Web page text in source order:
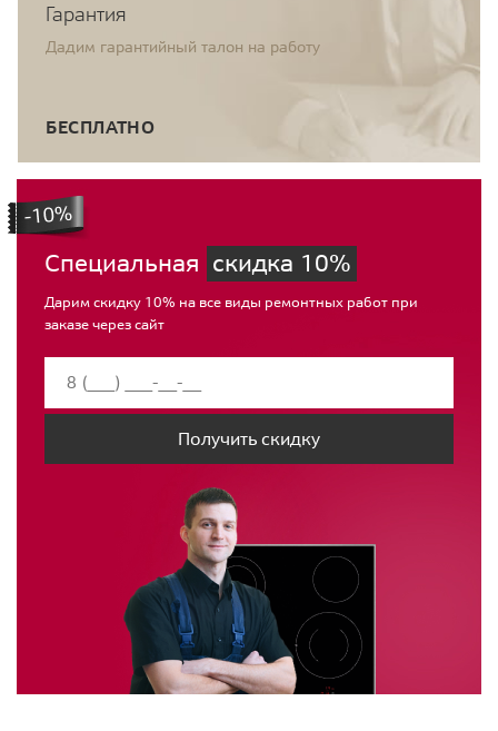
Гарантия
Дадим гарантийный талон на работу
БЕСПЛАТНО
Специальная скидка 10%
Дарим скидку 10% на все виды ремонтных работ при
заказе через сайт
Получить скидку